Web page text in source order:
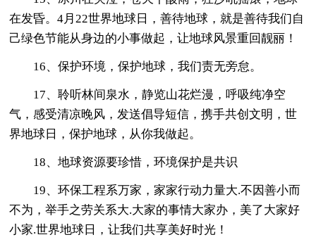
在发昏。4月22世界地球日，善待地球，就是善待我们自
己绿色节能从身边的小事做起，让地球风景重回靓丽！
16、保护环境，保护地球，我们责无旁怠。
17、聆听林间泉水，静览山花烂漫，呼吸纯净空
气，感受清凉晚风，发送倡导短信，携手共创文明，世
界地球日，保护地球，从你我做起。
18、地球资源要珍惜，环境保护是共识
19、环保工程系万家，家家行动力量大.不因善小而
不为，举手之劳关系大.大家的事情大家办，美了大家好
小家.世界地球日，让我们共享美好时光！